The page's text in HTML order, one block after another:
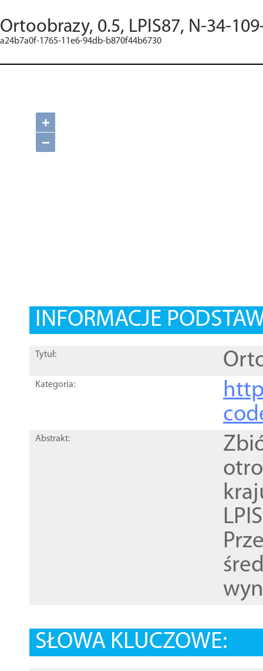
Ortoobrazy, 0.5, LPIS87, N-34-
a24b7a0f-1765-11e6-94db-b870f44b6730
+
−
INFORMACJE
Tytuł:
Kategoria:
Abstrakt:
SŁOWA KLUCZOWE: